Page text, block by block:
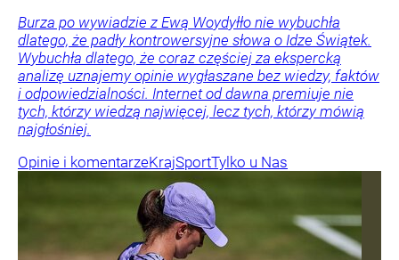
Burza po wywiadzie z Ewą Woydyłło nie wybuchła
dlatego, że padły kontrowersyjne słowa o Idze Świątek.
Wybuchła dlatego, że coraz częściej za ekspercką
analizę uznajemy opinie wygłaszane bez wiedzy, faktów
i odpowiedzialności. Internet od dawna premiuje nie
tych, którzy wiedzą najwięcej, lecz tych, którzy mówią
najgłośniej.
Opinie i komentarzeKrajSportTylko u Nas